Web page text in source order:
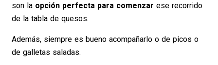
son la opción perfecta para comenzar ese recorrido
de la tabla de quesos.
Además, siempre es bueno acompañarlo o de picos o
de galletas saladas.